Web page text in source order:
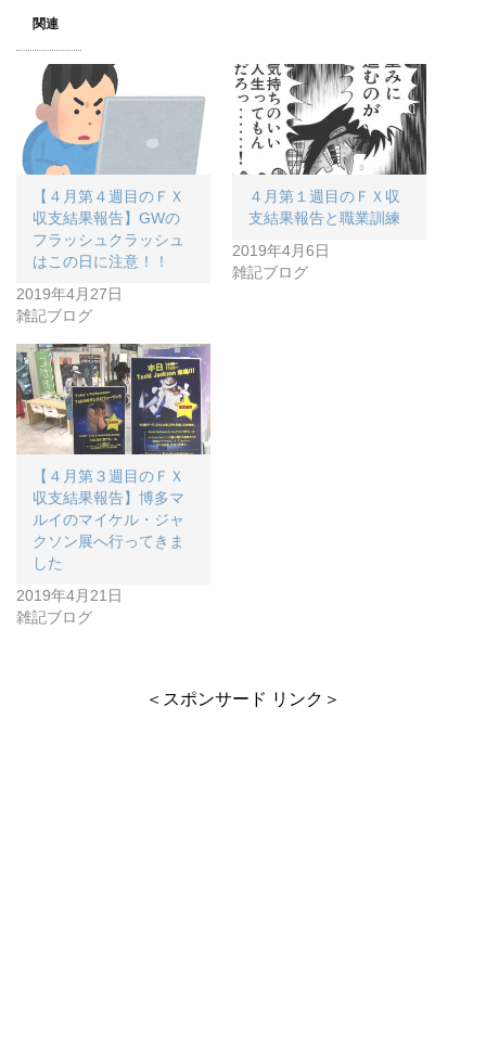
関連
【４月第４週目のＦＸ
収支結果報告】GWの
フラッシュクラッシュ
はこの日に注意！！
2019年4月27日
雑記ブログ
４月第１週目のＦＸ収
支結果報告と職業訓練
2019年4月6日
雑記ブログ
【４月第３週目のＦＸ
収支結果報告】博多マ
ルイのマイケル・ジャ
クソン展へ行ってきま
した
2019年4月21日
雑記ブログ
＜スポンサード リンク＞